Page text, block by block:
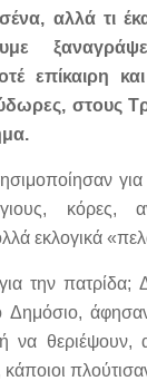
αλλά τι
επίκαιρη
στους
κόρες,
εκλογικά
την πατρίδα;
Δημόσιο,
να θεριέψουν,